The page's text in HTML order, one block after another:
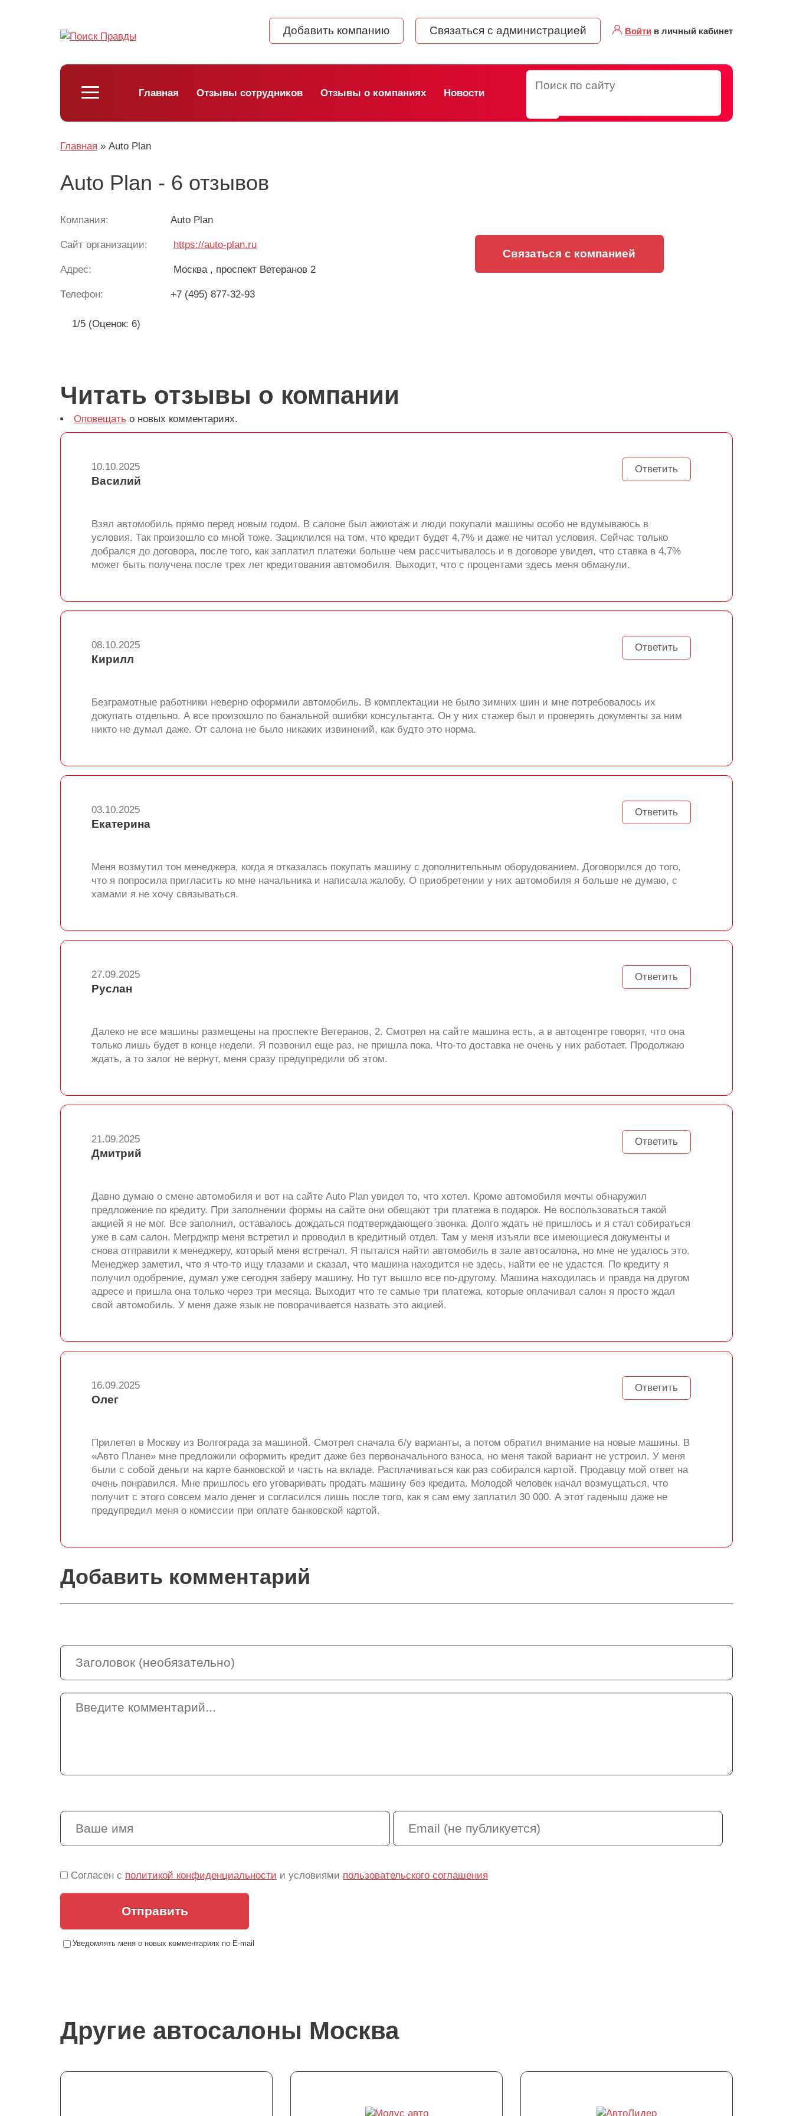
Добавить компанию Связаться с администрацией Войти в личный кабинет
Главная Отзывы сотрудников Отзывы о компаниях Новости
Главная » Auto Plan
Auto Plan - 6 отзывов
Компания: Auto Plan
Сайт организации: https://auto-plan.ru
Адрес: Москва , проспект Ветеранов 2
Телефон: +7 (495) 877-32-93
1/5 (Оценок: 6)
Связаться с компанией
Читать отзывы о компании
Оповещать о новых комментариях.
Ответить
10.10.2025
Василий
Взял автомобиль прямо перед новым годом. В салоне был ажиотаж и люди покупали машины особо не вдумываюсь в
условия. Так произошло со мной тоже. Зациклился на том, что кредит будет 4,7% и даже не читал условия. Сейчас только
добрался до договора, после того, как заплатил платежи больше чем рассчитывалось и в договоре увидел, что ставка в 4,7%
может быть получена после трех лет кредитования автомобиля. Выходит, что с процентами здесь меня обманули.
Ответить
08.10.2025
Кирилл
Безграмотные работники неверно оформили автомобиль. В комплектации не было зимних шин и мне потребовалось их
докупать отдельно. А все произошло по банальной ошибки консультанта. Он у них стажер был и проверять документы за ним
никто не думал даже. От салона не было никаких извинений, как будто это норма.
Ответить
03.10.2025
Екатерина
Меня возмутил тон менеджера, когда я отказалась покупать машину с дополнительным оборудованием. Договорился до того,
что я попросила пригласить ко мне начальника и написала жалобу. О приобретении у них автомобиля я больше не думаю, с
хамами я не хочу связываться.
Ответить
27.09.2025
Руслан
Далеко не все машины размещены на проспекте Ветеранов, 2. Смотрел на сайте машина есть, а в автоцентре говорят, что она
только лишь будет в конце недели. Я позвонил еще раз, не пришла пока. Что-то доставка не очень у них работает. Продолжаю
ждать, а то залог не вернут, меня сразу предупредили об этом.
Ответить
21.09.2025
Дмитрий
Давно думаю о смене автомобиля и вот на сайте Auto Plan увидел то, что хотел. Кроме автомобиля мечты обнаружил
предложение по кредиту. При заполнении формы на сайте они обещают три платежа в подарок. Не воспользоваться такой
акцией я не мог. Все заполнил, оставалось дождаться подтверждающего звонка. Долго ждать не пришлось и я стал собираться
уже в сам салон. Мегрджпр меня встретил и проводил в кредитный отдел. Там у меня изъяли все имеющиеся документы и
снова отправили к менеджеру, который меня встречал. Я пытался найти автомобиль в зале автосалона, но мне не удалось это.
Менеджер заметил, что я что-то ищу глазами и сказал, что машина находится не здесь, найти ее не удастся. По кредиту я
получил одобрение, думал уже сегодня заберу машину. Но тут вышло все по-другому. Машина находилась и правда на другом
адресе и пришла она только через три месяца. Выходит что те самые три платежа, которые оплачивал салон я просто ждал
свой автомобиль. У меня даже язык не поворачивается назвать это акцией.
Ответить
16.09.2025
Олег
Прилетел в Москву из Волгограда за машиной. Смотрел сначала б/у варианты, а потом обратил внимание на новые машины. В
«Авто Плане» мне предложили оформить кредит даже без первоначального взноса, но меня такой вариант не устроил. У меня
были с собой деньги на карте банковской и часть на вкладе. Расплачиваться как раз собирался картой. Продавцу мой ответ на
очень понравился. Мне пришлось его уговаривать продать машину без кредита. Молодой человек начал возмущаться, что
получит с этого совсем мало денег и согласился лишь после того, как я сам ему заплатил 30 000. А этот гаденыш даже не
предупредил меня о комиссии при оплате банковской картой.
Добавить комментарий
Согласен с политикой конфиденциальности и условиями пользовательского соглашения
Отправить
Уведомлять меня о новых комментариях по E-mail
Другие автосалоны Москва